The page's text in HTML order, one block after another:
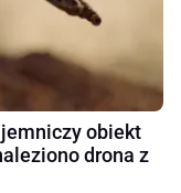
obiekt
drona z